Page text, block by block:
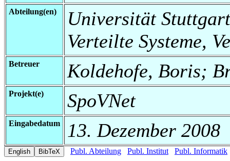
Abteilung(en)
Universität
Verteilte Systeme,
Betreuer Koldehofe, Boris;
Projekt(e) SpoVNet
Eingabedatum 13. Dezember 2008
Publ. Abteilung Publ. Institut Publ. Informatik